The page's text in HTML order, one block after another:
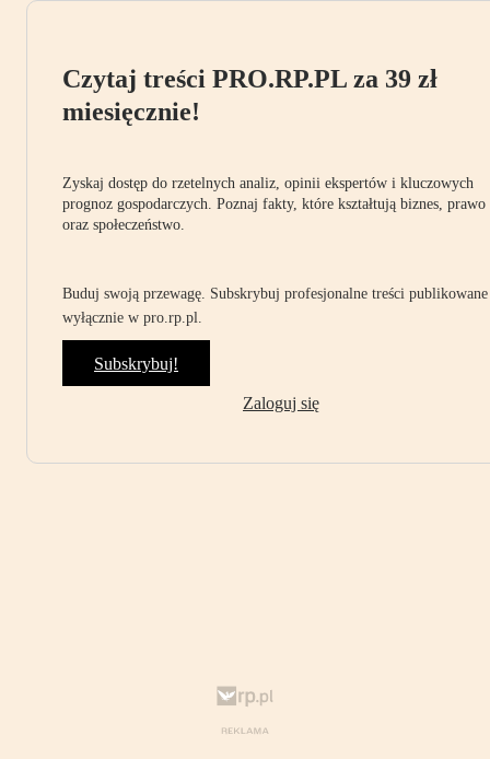
Czytaj treści PRO.RP.PL za 39 zł
miesięcznie!
Zyskaj dostęp do rzetelnych analiz, opinii ekspertów i kluczowych
prognoz gospodarczych. Poznaj fakty, które kształtują biznes, prawo
oraz społeczeństwo.
Buduj swoją przewagę. Subskrybuj profesjonalne treści publikowane
wyłącznie w pro.rp.pl.
Subskrybuj!
Zaloguj się